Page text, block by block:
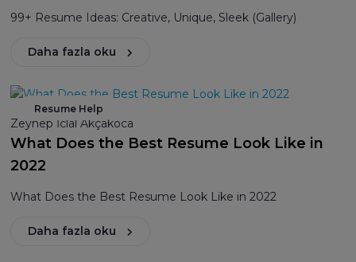
99+ Resume Ideas: Creative, Unique, Sleek (Gallery)
Daha fazla oku
Resume Help
Zeynep İclal Akçakoca
What Does the Best Resume Look Like in
2022
What Does the Best Resume Look Like in 2022
Daha fazla oku